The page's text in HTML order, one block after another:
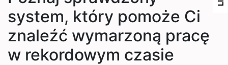
system, który pomoże Ci
znaleźć wymarzoną pracę
w rekordowym czasie